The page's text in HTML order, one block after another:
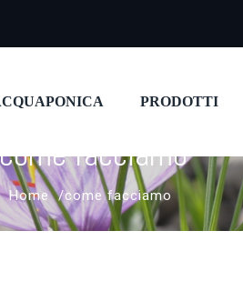
PRODOTTI
facciamo
Home come facciamo